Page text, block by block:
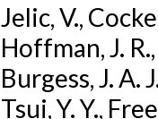
Jelic, V.,
Hoffman, J.
Burgess, J. A.
Tsui, Y. Y.,